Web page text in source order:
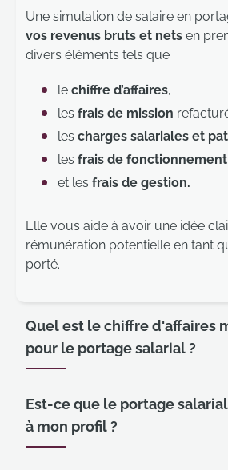
Une simulation de salaire en
vos revenus bruts et nets en
divers éléments tels que :
le chiffre d’affaires,
les frais de mission
les charges salariales et
les frais de fonctionnement
et les frais de gestion.
Elle vous aide à avoir une idée
rémunération potentielle en tant
porté.
Quel est le chiffre d'affaires
pour le portage salarial ?
pour le portage salarial.
collective de portage salarial
salaire minimum d’environ 270€
Est-ce que le portage
à mon profil ?